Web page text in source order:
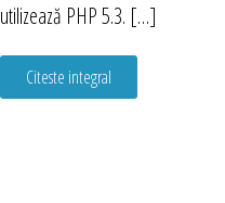
utilizează PHP 5.3. […]
Citeste integral